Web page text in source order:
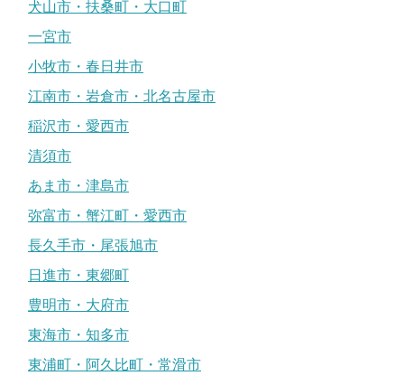
犬山市・扶桑町・大口町
一宮市
小牧市・春日井市
江南市・岩倉市・北名古屋市
稲沢市・愛西市
清須市
あま市・津島市
弥富市・蟹江町・愛西市
長久手市・尾張旭市
日進市・東郷町
豊明市・大府市
東海市・知多市
東浦町・阿久比町・常滑市